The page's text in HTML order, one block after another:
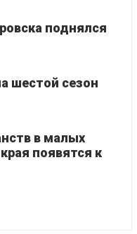
поднялся
шестой сезон
в малых
появятся к